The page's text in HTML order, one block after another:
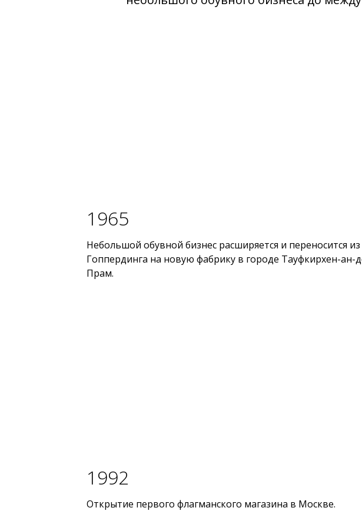
1965
Небольшой обувной бизнес расширяется и переносится из
Гоппердинга на новую фабрику в городе Тауфкирхен-ан-
Прам.
1992
Открытие первого флагманского магазина в Москве.